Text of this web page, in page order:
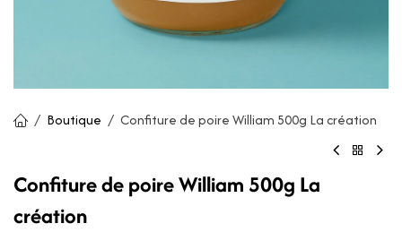
Boutique Confiture de poire William 500g La création
Confiture de poire William 500g La
création